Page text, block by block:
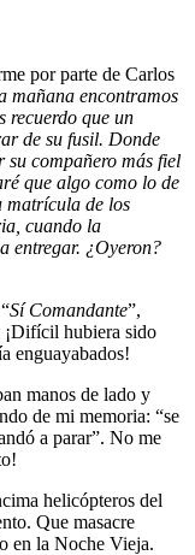
por parte de Carlos
mañana encontramos
recuerdo que un
de su fusil. Donde
su compañero más fiel
que algo como lo de
matrícula de los
cuando la
entregar. ¿Oyeron?
Sí Comandante”,
¡Difícil hubiera sido
enguayabados!
manos de lado y
de mi memoria: “se
a parar”. No me
helicópteros del
Que masacre
en la Noche Vieja.